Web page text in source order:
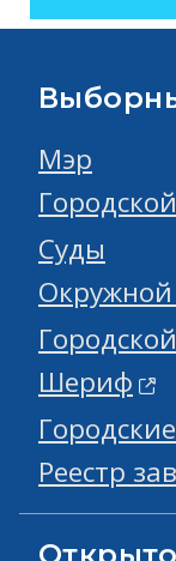
Мэр
Суды
Шериф
Реестр